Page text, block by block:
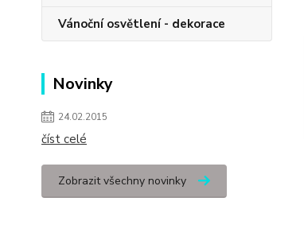
Vánoční osvětlení - dekorace
Novinky
24.02.2015
číst celé
Zobrazit všechny novinky